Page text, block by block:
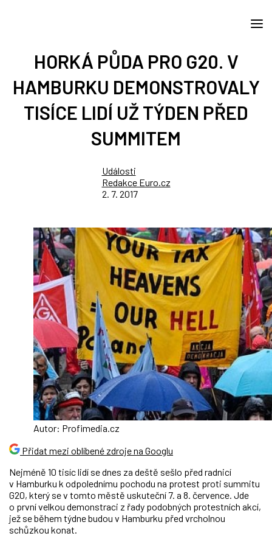
HORKÁ PŮDA PRO G20. V
HAMBURKU DEMONSTROVALY
TISÍCE LIDÍ UŽ TÝDEN PŘED
SUMMITEM
Události
Redakce Euro.cz
2. 7. 2017
Autor: Profimedia.cz
Přidat mezi oblíbené zdroje na Googlu
Nejméně 10 tisíc lidí se dnes za deště sešlo před radnicí
v Hamburku k odpolednímu pochodu na protest proti summitu
G20, který se v tomto městě uskuteční 7. a 8. července. Jde
o první velkou demonstraci z řady podobných protestních akcí,
jež se během týdne budou v Hamburku před vrcholnou
schůzkou konat.